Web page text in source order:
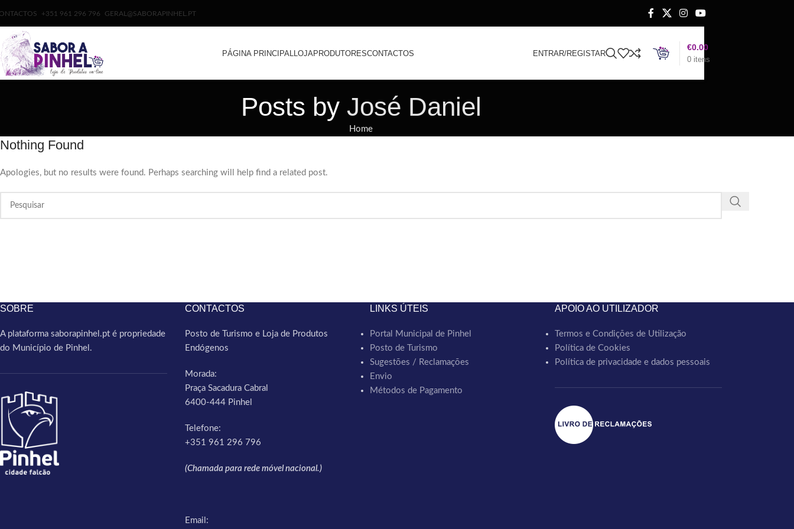
+351 961 296 796 GERAL@SABORAPINHEL.PT
PÁGINA PRINCIPAL LOJAPRODUTORESCONTACTOS ENTRAR/REGISTAR
0 itens
€0.00
Posts by José Daniel
Home
Nothing Found
Apologies, but no results were found. Perhaps searching will help find a related post.
SOBRE
A plataforma saborapinhel.pt é propriedade
do Município de Pinhel.
CONTACTOS
Posto de Turismo e Loja de Produtos
Endógenos
Morada:
Praça Sacadura Cabral
6400-444 Pinhel
Telefone:
+351 961 296 796
(Chamada para rede móvel nacional.)
Email:
LINKS ÚTEIS
Portal Municipal de Pinhel
Posto de Turismo
Sugestões / Reclamações
Envio
Métodos de Pagamento
APOIO AO UTILIZADOR
Termos e Condições de Utilização
Política de Cookies
Política de privacidade e dados pessoais